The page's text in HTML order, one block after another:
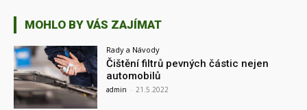
MOHLO BY VÁS ZAJÍMAT
Rady a Návody
Čištění filtrů pevných částic nejen
automobilů
admin - 21.5.2022